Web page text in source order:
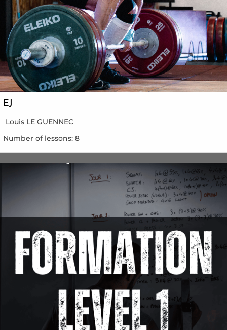
EJ
Louis LE GUENNEC
Number of lessons: 8